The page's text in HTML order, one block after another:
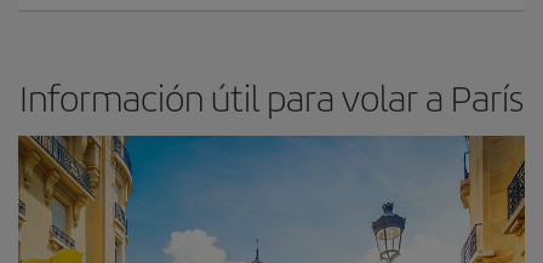
Información útil para volar a París